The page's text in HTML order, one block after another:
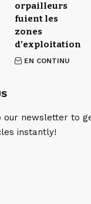
orpailleurs
fuient les
zones
d’exploitation
EN CONTINU
our newsletter to
instantly!